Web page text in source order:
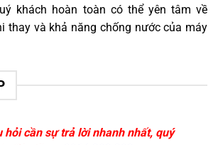
khách hoàn toàn có thể yên tâm về
thay và khả năng chống nước của máy
hỏi cần sự trả lời nhanh nhất, quý